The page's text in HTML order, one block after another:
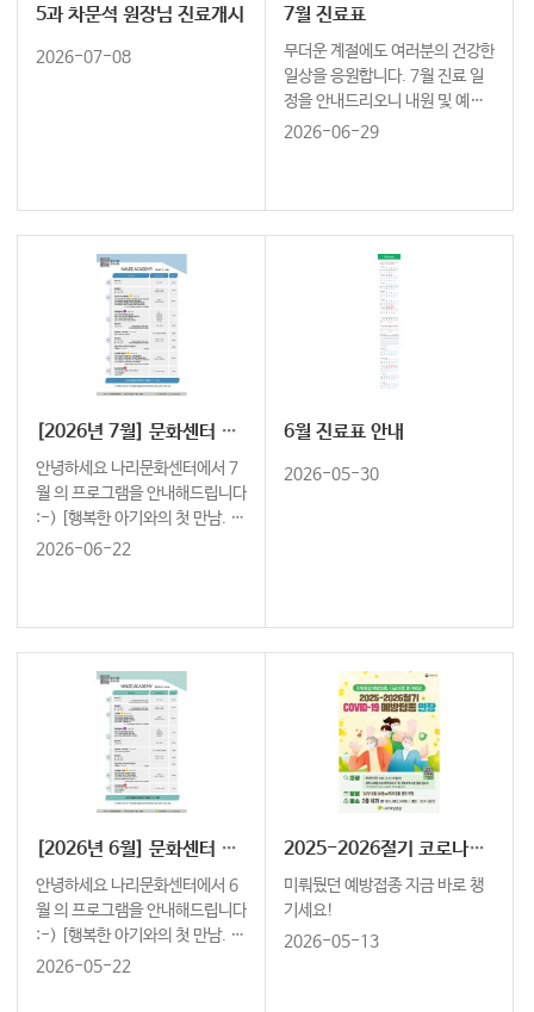
5과 차문석 원장님 진료개시
2026-07-08
7월 진료표
무더운 계절에도 여러분의 건강한
일상을 응원합니다. 7월 진료 일
정을 안내드리오니 내원 및 예약
에 참고하시기 바랍니다. 감사합
2026-06-29
[2026년 7월] 문화센터 프로그램 안내
안녕하세요 나리문화센터에서 7
월 의 프로그램을 안내해드립니다
:-) [행복한 아기와의 첫 만남. 나
리문화센터와 함께하세요] ↓ 7
2026-06-22
6월 진료표 안내
2026-05-30
[2026년 6월] 문화센터 프로그램 안내
안녕하세요 나리문화센터에서 6
월 의 프로그램을 안내해드립니다
:-) [행복한 아기와의 첫 만남. 나
리문화센터와 함께하세요] ↓ 6
2026-05-22
2025-2026절기 코로나-19 예방접종 연장
미뤄뒀던 예방접종 지금 바로 챙
기세요!
2026-05-13